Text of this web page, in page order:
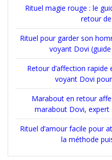
Rituel magie rouge : le
retour de
Rituel pour garder son
voyant Dovi
Retour d’affection
voyant Dovi
Marabout en retour
marabout Dovi, expert
Rituel d’amour facile pour
la méthode